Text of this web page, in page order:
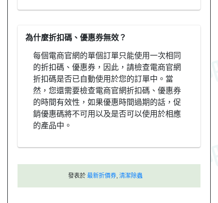
為什麼折扣碼、優惠券無效？
每個電商官網的單個訂單只能使用一次相同
的折扣碼、優惠券，因此，請檢查電商官網
折扣碼是否已自動使用於您的訂單中。當
然，您還需要檢查電商官網折扣碼、優惠券
的時間有效性，如果優惠時間過期的話，促
銷優惠碼將不可用以及是否可以使用於相應
的產品中。
發表於 最新折價券 清潔除蟲